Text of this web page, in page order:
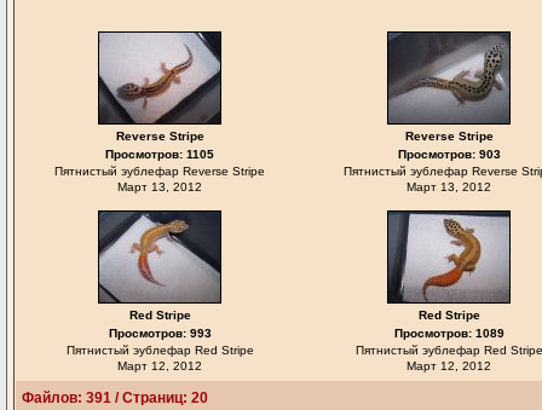
Reverse Stripe
Просмотров: 1105
Пятнистый эублефар Reverse Stripe
Март 13, 2012
Reverse Stripe
Просмотров: 903
Пятнистый эублефар Reverse
Март 13, 2012
Red Stripe
Просмотров: 993
Пятнистый эублефар Red Stripe
Март 12, 2012
Red Stripe
Просмотров: 1089
Пятнистый эублефар Red Stripe
Март 12, 2012
Файлов: 391 / Страниц: 20